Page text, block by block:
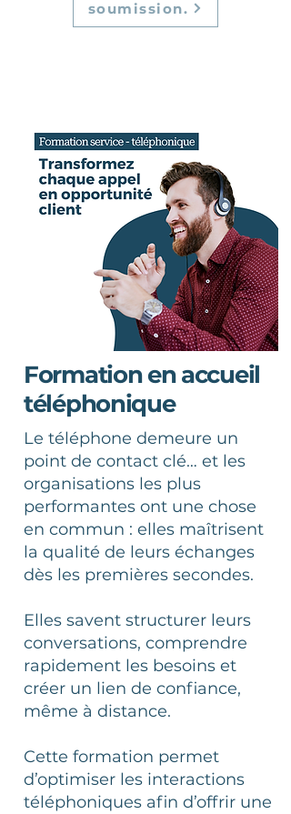
soumission.
Formation en accueil
téléphonique
Le téléphone demeure un
point de contact clé… et les
organisations les plus
performantes ont une chose
en commun : elles maîtrisent
la qualité de leurs échanges
dès les premières secondes.
Elles savent structurer leurs
conversations, comprendre
rapidement les besoins et
créer un lien de confiance,
même à distance.
Cette formation permet
d’optimiser les interactions
téléphoniques afin d’offrir une